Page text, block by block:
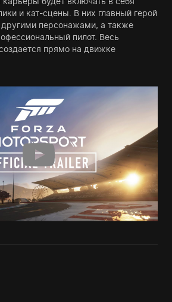
и кат-сцены. В них главный герой
другими персонажами, а также
пилот. Весь
прямо на движке